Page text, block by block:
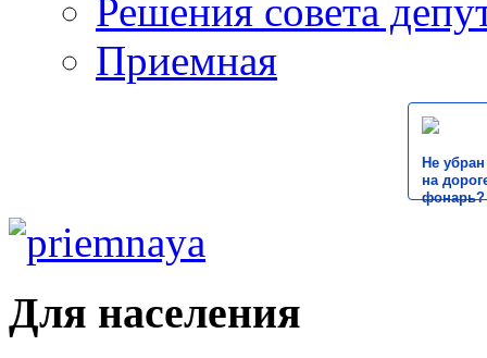
Решения совета
Приемная
Не
на
фонарь?
Для населения